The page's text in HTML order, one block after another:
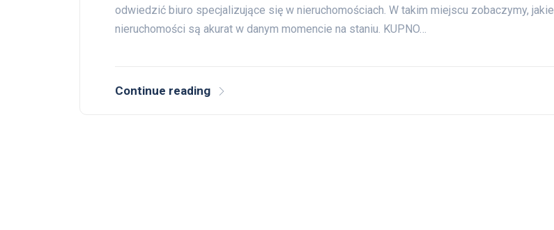
odwiedzić biuro specjalizujące się w nieruchomościach. W takim miejscu zobaczymy, jakie
nieruchomości są akurat w danym momencie na staniu. KUPNO…
Continue reading